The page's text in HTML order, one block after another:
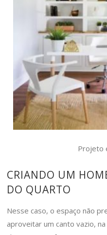
Projeto
CRIANDO UM
DO QUARTO
Nesse caso, o espaço não
aproveitar um canto vazio,